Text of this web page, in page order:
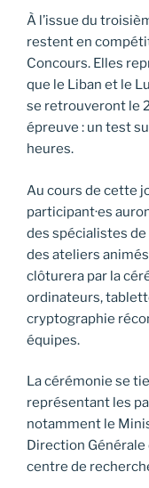
À l’issue du
restent en
Concours. Elles
que le Liban et le
se retrouveront le
épreuve : un test
heures.
Au cours de cette
participant·es
des spécialistes
des ateliers
clôturera par la
ordinateurs,
cryptographie
équipes.
La cérémonie se
représentant les
notamment le
Direction
centre de